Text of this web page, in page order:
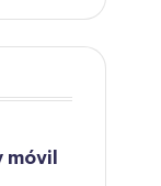
móvil